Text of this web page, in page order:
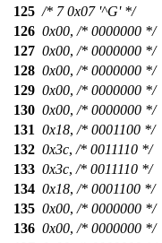
125 /* 7 0x07 '^G' */
126 0x00, /* 0000000 */
127 0x00, /* 0000000 */
128 0x00, /* 0000000 */
129 0x00, /* 0000000 */
130 0x00, /* 0000000 */
131 0x18, /* 0001100 */
132 0x3c, /* 0011110 */
133 0x3c, /* 0011110 */
134 0x18, /* 0001100 */
135 0x00, /* 0000000 */
136 0x00, /* 0000000 */